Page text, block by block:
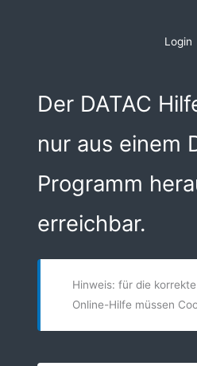
Login
Der DATAC
nur aus einem
Programm
erreichbar.
Hinweis: für die
Online-Hilfe müssen